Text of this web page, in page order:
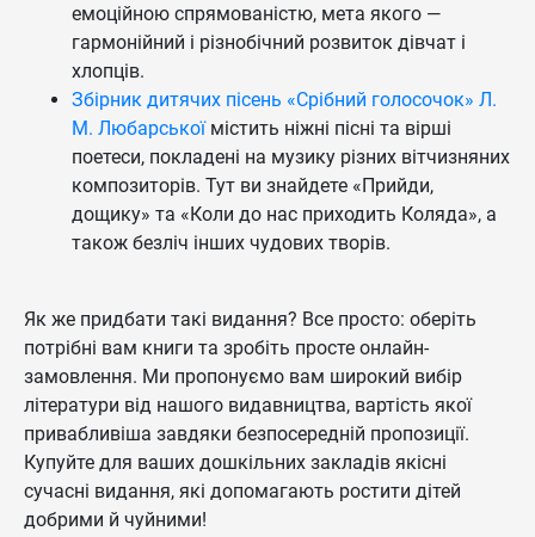
емоційною спрямованістю, мета якого —
гармонійний і різнобічний розвиток дівчат і
хлопців.
Збірник дитячих пісень «Срібний голосочок» Л.
М. Любарськоїмістить ніжні пісні та вірші
поетеси, покладені на музику різних вітчизняних
композиторів. Тут ви знайдете «Прийди,
дощику» та «Коли до нас приходить Коляда», а
також безліч інших чудових творів.
Як же придбати такі видання? Все просто: оберіть
потрібні вам книги та зробіть просте онлайн-
замовлення. Ми пропонуємо вам широкий вибір
літератури від нашого видавництва, вартість якої
привабливіша завдяки безпосередній пропозиції.
Купуйте для ваших дошкільних закладів якісні
сучасні видання, які допомагають ростити дітей
добрими й чуйними!